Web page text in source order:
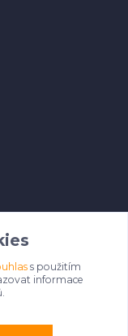
se může stát, že u
charakteru.
s použitím
informace